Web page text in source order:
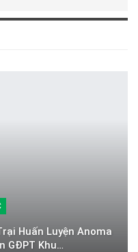
Huấn Luyện Anoma
GĐPT Khu…